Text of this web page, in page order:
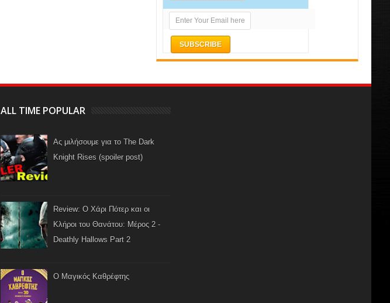
ALL TIME POPULAR
Ας μιλήσουμε για το The Dark
Knight Rises (spoiler post)
Review: Ο Χάρι Πότερ και οι
Κλήροι του Θανάτου: Μέρος 2 -
Deathly Hallows Part 2
Ο Μαγικός Καθρέφτης